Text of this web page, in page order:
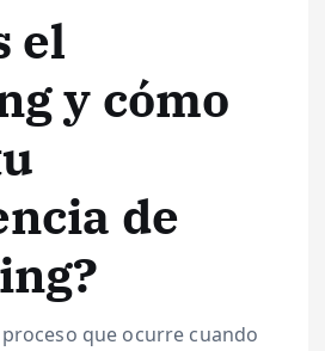
el
y cómo
de
que ocurre cuando